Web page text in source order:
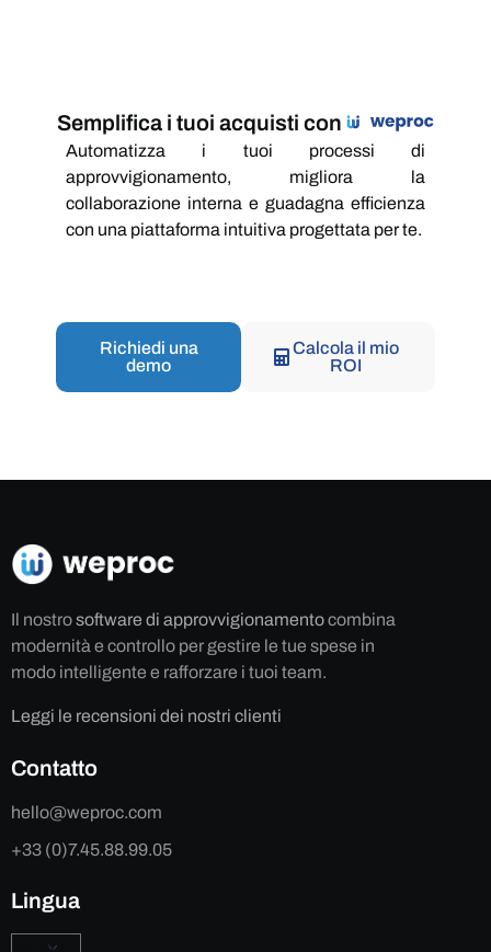
Semplifica i tuoi acquisti con
Automatizza i tuoi processi di
approvvigionamento, migliora la
collaborazione interna e guadagna efficienza
con una piattaforma intuitiva progettata per te.
Richiedi una
demo
Calcola il mio
ROI
Il nostrosoftware di approvvigionamentocombina
modernità e controllo per gestire le tue spese in
modo intelligente e rafforzare i tuoi team.
Leggi le recensioni dei nostri clienti
Contatto
hello@weproc.com
+33 (0)7.45.88.99.05
Lingua